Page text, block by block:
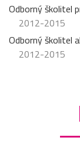
Odborný školitel
2012-2015
Odborný školitel
2012-2015